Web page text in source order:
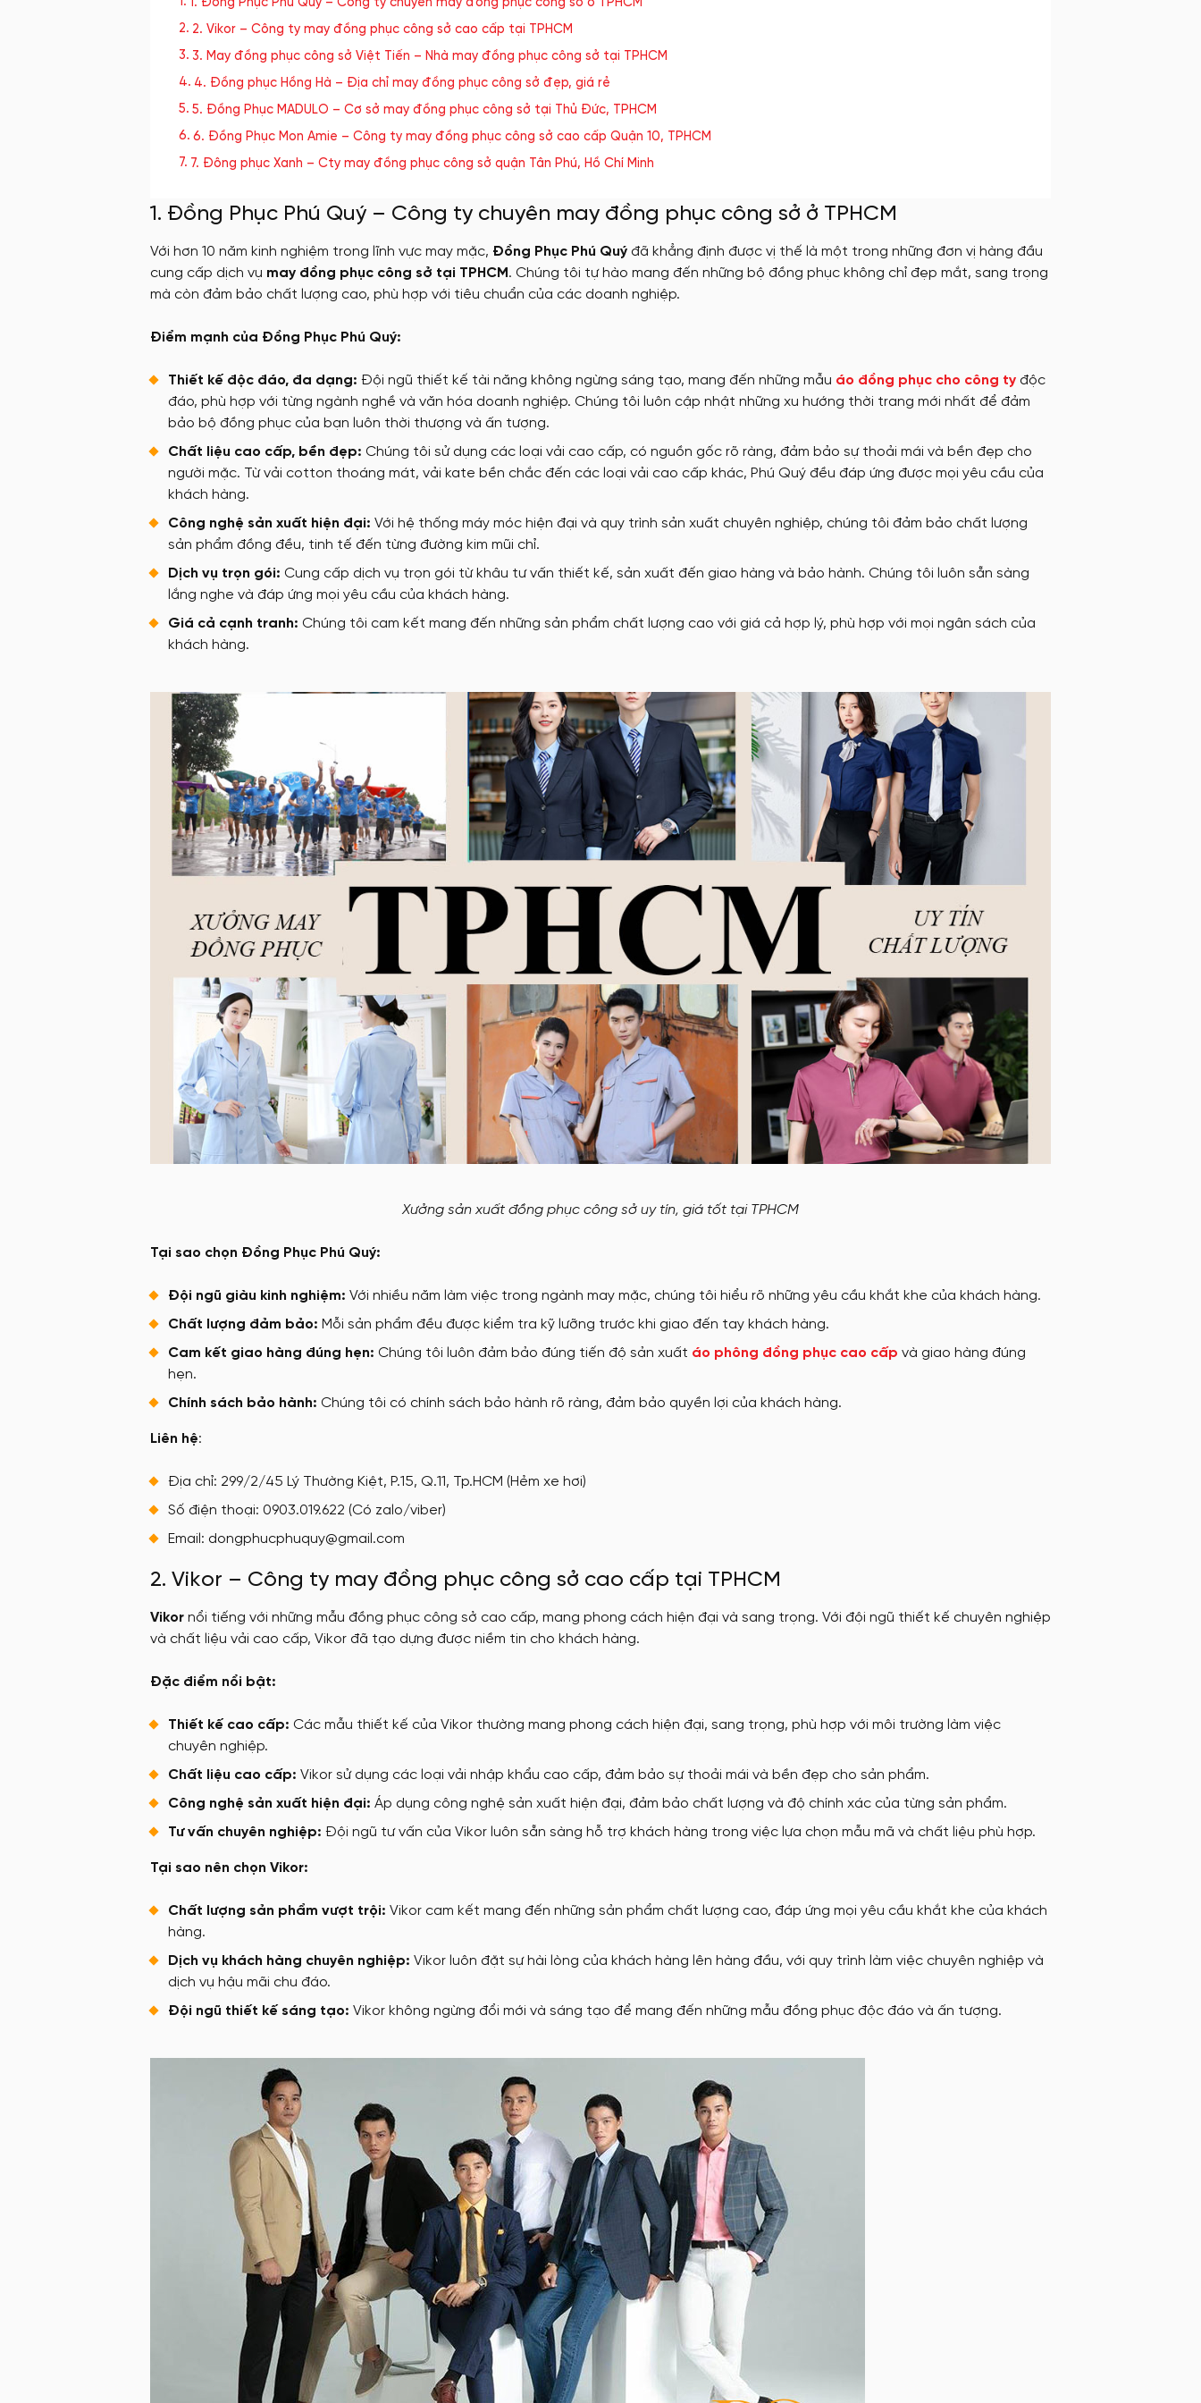
Nón đồng phục
May Ba Lô
2. Vikor – Công ty may đồng phục công sở cao cấp tại TPHCM
3. May đồng phục công sở Việt Tiến – Nhà may đồng phục công sở tại TPHCM
4. Đồng phục Hồng Hà – Địa chỉ may đồng phục công sở đẹp, giá rẻ
5. Đồng Phục MADULO – Cơ sở may đồng phục công sở tại Thủ Đức, TPHCM
6. Đồng Phục Mon Amie – Công ty may đồng phục công sở cao cấp Quận 10, TPHCM
7. Đông phục Xanh – Cty may đồng phục công sở quận Tân Phú, Hồ Chí Minh
1. Đồng Phục Phú Quý – Công ty chuyên may đồng phục công sở ở TPHCM
Với hơn 10 năm kinh nghiệm trong lĩnh vực may mặc, Đồng Phục Phú Quý đã khẳng định được vị thế là một trong những đơn vị hàng đầu
cung cấp dịch vụ may đồng phục công sở tại TPHCM . Chúng tôi tự hào mang đến những bộ đồng phục không chỉ đẹp mắt, sang trọng
mà còn đảm bảo chất lượng cao, phù hợp với tiêu chuẩn của các doanh nghiệp.
Điểm mạnh của Đồng Phục Phú Quý:
Thiết kế độc đáo, đa dạng: Đội ngũ thiết kế tài năng không ngừng sáng tạo, mang đến những mẫu áo đồng phục cho công ty độc
đáo, phù hợp với từng ngành nghề và văn hóa doanh nghiệp. Chúng tôi luôn cập nhật những xu hướng thời trang mới nhất để đảm
bảo bộ đồng phục của bạn luôn thời thượng và ấn tượng.
Chất liệu cao cấp, bền đẹp: Chúng tôi sử dụng các loại vải cao cấp, có nguồn gốc rõ ràng, đảm bảo sự thoải mái và bền đẹp cho
người mặc. Từ vải cotton thoáng mát, vải kate bền chắc đến các loại vải cao cấp khác, Phú Quý đều đáp ứng được mọi yêu cầu của
khách hàng.
Công nghệ sản xuất hiện đại: Với hệ thống máy móc hiện đại và quy trình sản xuất chuyên nghiệp, chúng tôi đảm bảo chất lượng
sản phẩm đồng đều, tinh tế đến từng đường kim mũi chỉ.
Dịch vụ trọn gói: Cung cấp dịch vụ trọn gói từ khâu tư vấn thiết kế, sản xuất đến giao hàng và bảo hành. Chúng tôi luôn sẵn sàng
lắng nghe và đáp ứng mọi yêu cầu của khách hàng.
Giá cả cạnh tranh: Chúng tôi cam kết mang đến những sản phẩm chất lượng cao với giá cả hợp lý, phù hợp với mọi ngân sách của
khách hàng.
Xưởng sản xuất đồng phục công sở uy tín, giá tốt tại TPHCM
Tại sao chọn Đồng Phục Phú Quý:
Đội ngũ giàu kinh nghiệm: Với nhiều năm làm việc trong ngành may mặc, chúng tôi hiểu rõ những yêu cầu khắt khe của khách hàng.
Chất lượng đảm bảo: Mỗi sản phẩm đều được kiểm tra kỹ lưỡng trước khi giao đến tay khách hàng.
Cam kết giao hàng đúng hẹn: Chúng tôi luôn đảm bảo đúng tiến độ sản xuất áo phông đồng phục cao cấp và giao hàng đúng
hẹn.
Chính sách bảo hành: Chúng tôi có chính sách bảo hành rõ ràng, đảm bảo quyền lợi của khách hàng.
Liên hệ:
Địa chỉ: 299/2/45 Lý Thường Kiệt, P.15, Q.11, Tp.HCM (Hẻm xe hơi)
Số điện thoại: 0903.019.622 (Có zalo/viber)
Email: dongphucphuquy@gmail.com
2. Vikor – Công ty may đồng phục công sở cao cấp tại TPHCM
Vikor nổi tiếng với những mẫu đồng phục công sở cao cấp, mang phong cách hiện đại và sang trọng. Với đội ngũ thiết kế chuyên nghiệp
và chất liệu vải cao cấp, Vikor đã tạo dựng được niềm tin cho khách hàng.
Đặc điểm nổi bật:
Thiết kế cao cấp: Các mẫu thiết kế của Vikor thường mang phong cách hiện đại, sang trọng, phù hợp với môi trường làm việc
chuyên nghiệp.
Chất liệu cao cấp: Vikor sử dụng các loại vải nhập khẩu cao cấp, đảm bảo sự thoải mái và bền đẹp cho sản phẩm.
Công nghệ sản xuất hiện đại: Áp dụng công nghệ sản xuất hiện đại, đảm bảo chất lượng và độ chính xác của từng sản phẩm.
Tư vấn chuyên nghiệp: Đội ngũ tư vấn của Vikor luôn sẵn sàng hỗ trợ khách hàng trong việc lựa chọn mẫu mã và chất liệu phù hợp.
Tại sao nên chọn Vikor:
Chất lượng sản phẩm vượt trội: Vikor cam kết mang đến những sản phẩm chất lượng cao, đáp ứng mọi yêu cầu khắt khe của khách
hàng.
Dịch vụ khách hàng chuyên nghiệp: Vikor luôn đặt sự hài lòng của khách hàng lên hàng đầu, với quy trình làm việc chuyên nghiệp và
dịch vụ hậu mãi chu đáo.
Đội ngũ thiết kế sáng tạo: Vikor không ngừng đổi mới và sáng tạo để mang đến những mẫu đồng phục độc đáo và ấn tượng.